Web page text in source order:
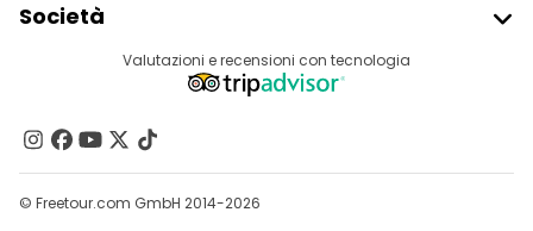
Accesso Del Fornitore
Programma Di Affiliazione
Società
Destinazioni
Contattaci
Gruppi
Aiuto
Valutazioni e recensioni con tecnologia
© Freetour.com GmbH 2014-2026